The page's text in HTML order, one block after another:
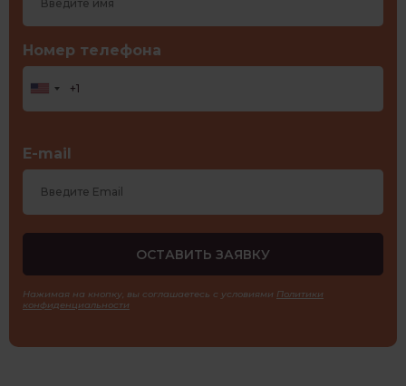
Номер телефона
E-mail
Нажимая на кнопку, вы соглашаетесь с условиями Политики
конфиденциальности